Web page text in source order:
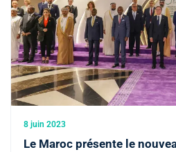
8 juin 2023
Le Maroc présente le